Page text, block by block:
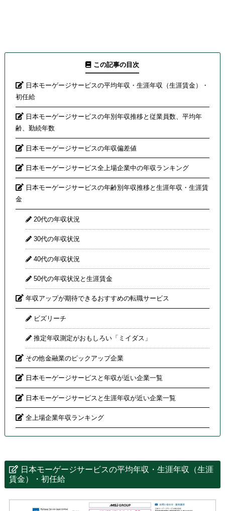
この記事の目次
日本モーゲージサービスの平均年収・生涯年収（生涯賃金）・
初任給
日本モーゲージサービスの年別年収推移と従業員数、平均年
齢、勤続年数
日本モーゲージサービスの年収偏差値
日本モーゲージサービス全上場企業中の年収ランキング
日本モーゲージサービスの年齢別年収推移と生涯年収・生涯賃
金
20代の年収状況
30代の年収状況
40代の年収状況
50代の年収状況と生涯賃金
年収アップが期待できるおすすめの転職サービス
ビズリーチ
推定年収測定がおもしろい「ミイダス」
その他金融業のピックアップ企業
日本モーゲージサービスと年収が近い企業一覧
日本モーゲージサービスと生涯年収が近い企業一覧
全上場企業年収ランキング
日本モーゲージサービスの平均年収・生涯年収（生涯
賃金）・初任給